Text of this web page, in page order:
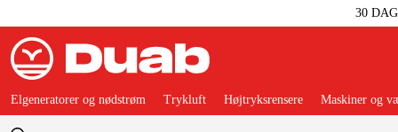
30
Elgeneratorer og nødstrøm Trykluft Højtryksrensere Maskiner og